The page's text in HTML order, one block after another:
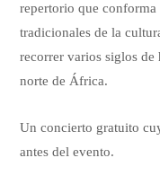
repertorio que
tradicionales de la
recorrer varios siglos de
norte de África.
Un concierto gratuito
antes del evento.